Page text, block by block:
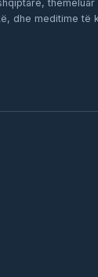
themeluar
dhe meditime të